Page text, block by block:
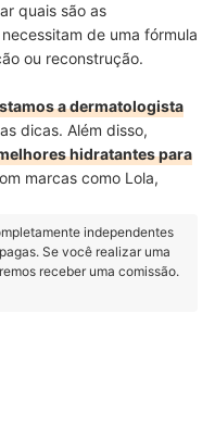
quais são as
de uma fórmula
ou reconstrução.
a dermatologista
dicas. Além disso,
hidratantes para
marcas como Lola,
independentes
Se você realizar uma
receber uma comissão.